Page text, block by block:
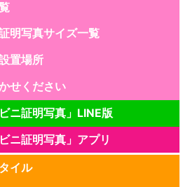
明写真サイズ一覧
置場所
せください
ニ証明写真」LINE版
ニ証明写真」アプリ
イル